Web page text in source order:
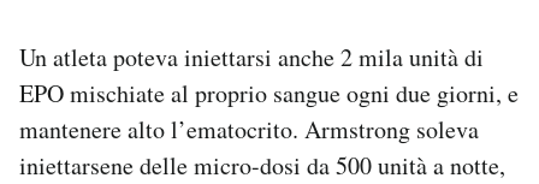
Un atleta poteva iniettarsi anche 2 mila unità di
EPO mischiate al proprio sangue ogni due giorni, e
mantenere alto l’ematocrito. Armstrong soleva
iniettarsene delle micro-dosi da 500 unità a notte,